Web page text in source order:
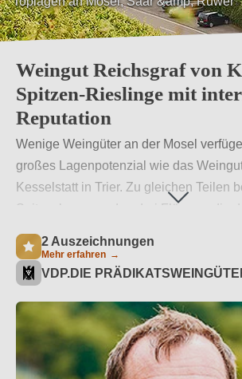
Weingut Reichsgraf von
Spitzen-Rieslinge mit
Reputation
Wenige Weingüter an der Mosel
großes Lagenpotenzial wie das
Kesselstatt in Trier. Zu gleichen Teilen
Spitzenlagen an den drei Flüssen, die
Rieslinge vom Weingut Reichsgraf von
zählen zu den besten der Welt.
2 Auszeichnungen
Mehr erfahren →
VDP.DIE